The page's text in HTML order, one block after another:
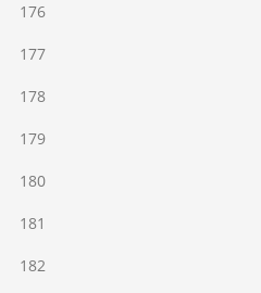
176
177
178
179
180
181
182